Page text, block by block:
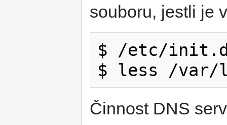
souboru, jestli je
$ /etc/
Činnost DNS